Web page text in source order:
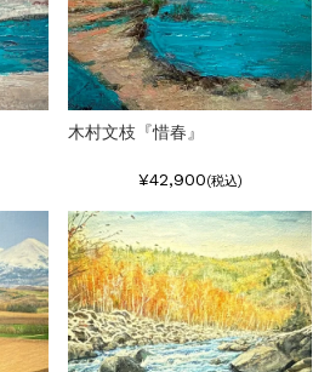
木村文枝『惜春』
¥42,900(税込)